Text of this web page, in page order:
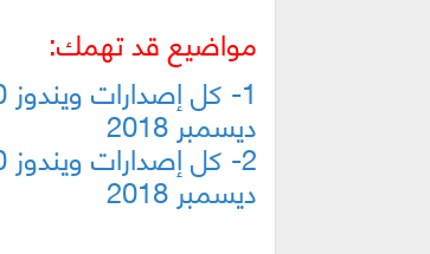
مواضيع قد تهمك:
ديسمبر 2018
ديسمبر 2018